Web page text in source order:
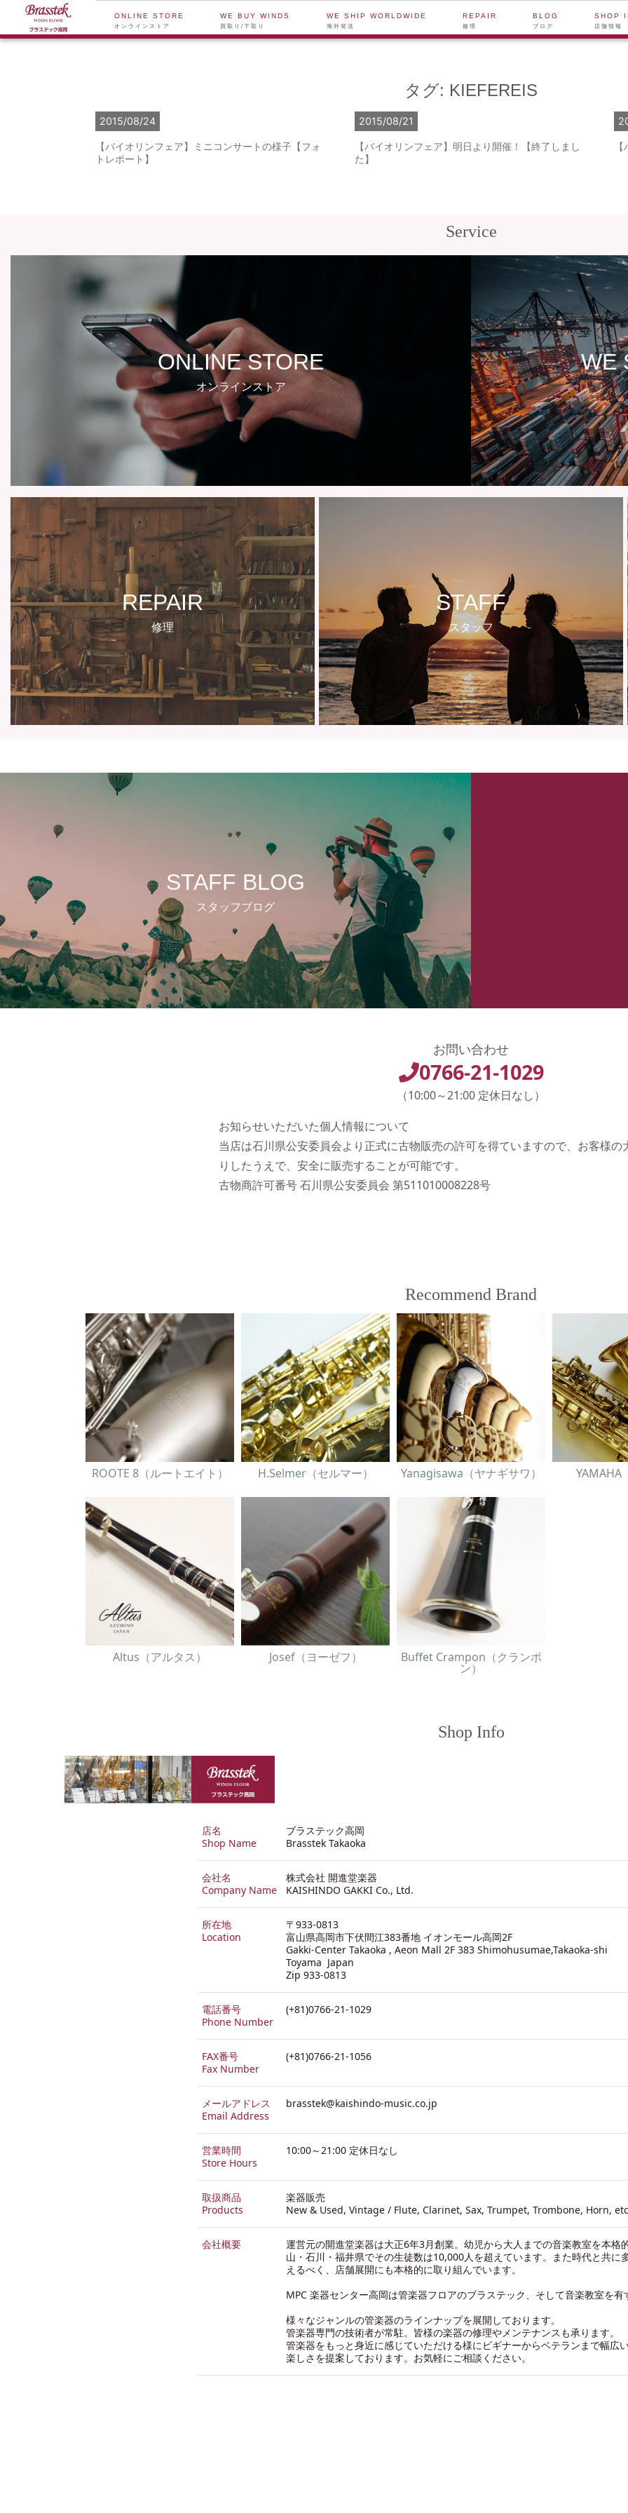
ONLINE STORE
オンラインストア
WE BUY WINDS
買取り/下取り
WE SHIP WORLDWIDE
海外発送
REPAIR
修理
BLOG
ブログ
SHOP
店舗情報
タグ: KIEFEREIS
2015/08/24
【バイオリンフェア】ミニコンサートの様子【フォ
トレポート】
2015/08/21
【バイオリンフェア】明日より開催！【終了しまし
た】
Service
ONLINE STORE
オンラインストア
WE
REPAIR
修理
STAFF
スタッフ
STAFF BLOG
スタッフブログ
お問い合わせ
0766-21-1029
（10:00～21:00 定休日なし）
お知らせいただいた個人情報について
当店は石川県公安委員会より正式に古物販売の許可を得ていますので、お客様の
りしたうえで、安全に販売することが可能です。
古物商許可番号 石川県公安委員会 第511010008228号
Recommend Brand
ROOTE 8（ルートエイト） H.Selmer（セルマー） Yanagisawa（ヤナギサワ） YAMAHA
Altus（アルタス） Josef（ヨーゼフ） Buffet Crampon（クランポ
ン）
Shop Info
店名
Shop Name
ブラステック高岡
Brasstek Takaoka
会社名
Company Name
株式会社 開進堂楽器
KAISHINDO GAKKI Co., Ltd.
所在地
Location
〒933-0813
富山県高岡市下伏間江383番地 イオンモール高岡2F
Gakki-Center Takaoka , Aeon Mall 2F 383 Shimohusumae,Takaoka-shi
Toyama Japan
Zip 933-0813
電話番号
Phone Number
(+81)0766-21-1029
FAX番号
Fax Number
(+81)0766-21-1056
メールアドレス
Email Address
brasstek@kaishindo-music.co.jp
営業時間
Store Hours
10:00～21:00 定休日なし
取扱商品
Products
楽器販売
New & Used, Vintage / Flute, Clarinet, Sax, Trumpet, Trombone, Horn,
会社概要
運営元の開進堂楽器は大正6年3月創業。幼児から大人までの音楽教室を本格
山・石川・福井県でその生徒数は10,000人を超えています。また時代と共に
えるべく、店舗展開にも本格的に取り組んでいます。
MPC 楽器センター高岡は管楽器フロアのブラステック、そして音楽教室を有
様々なジャンルの管楽器のラインナップを展開しております。
管楽器専門の技術者が常駐。皆様の楽器の修理やメンテナンスも承ります。
管楽器をもっと身近に感じていただける様にビギナーからベテランまで幅広
楽しさを提案しております。お気軽にご相談ください。